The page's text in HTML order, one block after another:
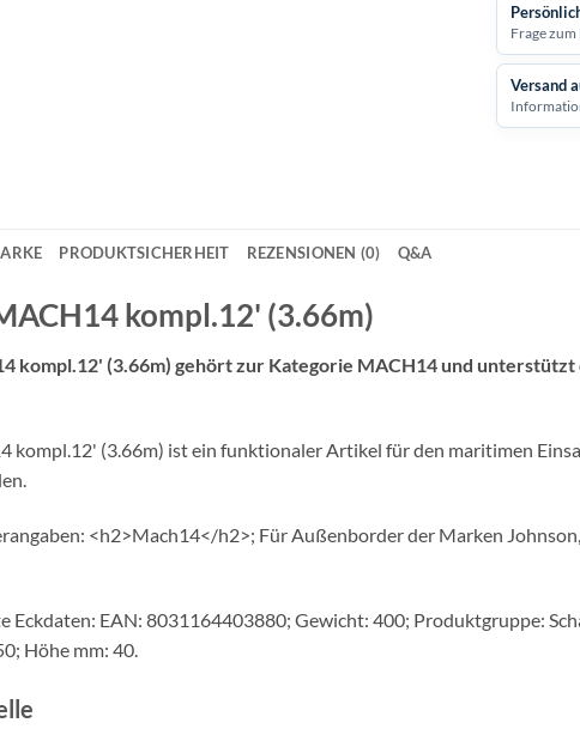
Frage
Versand
PRODUKTSICHERHEIT REZENSIONEN (0) Q&A
kompl.12' (3.66m)
kompl.12' (3.66m) gehört zur Kategorie MACH14 und
kompl.12' (3.66m) ist ein funktionaler Artikel für den maritimen
<h2>Mach14</h2>; Für Außenborder der Marken
Eckdaten: EAN: 8031164403880; Gewicht: 400; Produktgruppe:
Höhe mm: 40.